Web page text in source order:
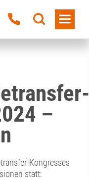
–
Kongresses
statt: